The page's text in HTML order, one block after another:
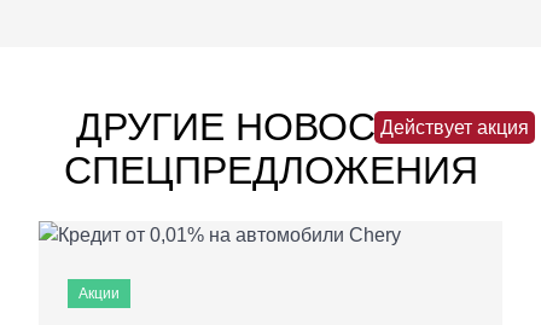
ДРУГИЕ НОВОСТИ И
СПЕЦПРЕДЛОЖЕНИЯ
Действует акция
Акции